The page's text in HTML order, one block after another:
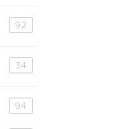
92
34
94